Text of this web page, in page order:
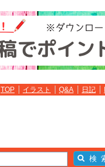
TOP イラスト Q&A 日記